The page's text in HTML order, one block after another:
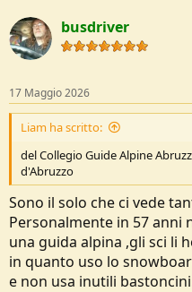
busdriver
17 Maggio 2026
Liam ha scritto:
del Collegio Guide Alpine
d'Abruzzo
Sono il solo che ci vede
Personalmente in 57 anni
una guida alpina ,gli sci li
in quanto uso lo
e non usa inutili